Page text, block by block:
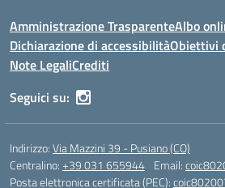
Amministrazione TrasparenteAlbo
Dichiarazione di accessibilitàObiettivi
Note LegaliCrediti
Seguici su:
Indirizzo:Via Mazzini 39 - Pusiano (CO)
Centralino:+39 031 655944 Email:
Posta elettronica certificata (PEC):